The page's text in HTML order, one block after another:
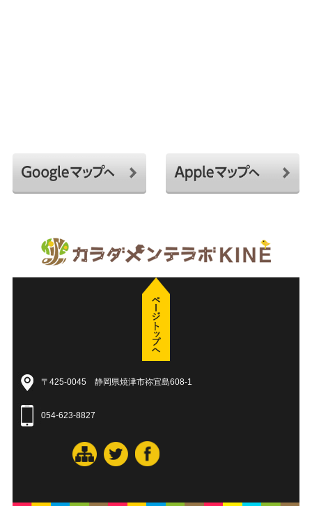
〒425-0045 静岡県焼津市祢宜島608-1
054-623-8827